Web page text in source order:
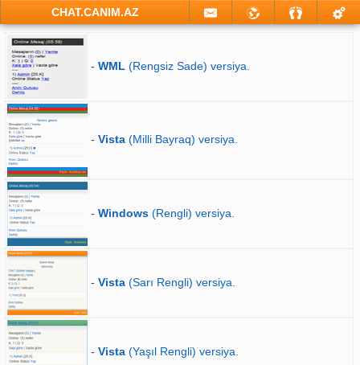
CHAT.CANIM.AZ
- WML (Rengsiz Sade) versiya.
- Vista (Milli Bayraq) versiya.
- Windows (Rengli) versiya.
- Vista (Sarı Rengli) versiya.
- Vista (Yaşıl Rengli) versiya.